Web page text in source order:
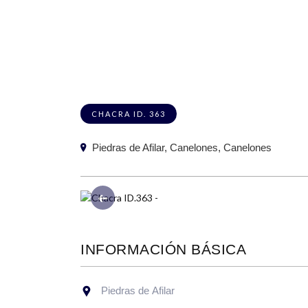
CHACRA ID. 363
Piedras de Afilar, Canelones, Canelones
Anterior
INFORMACIÓN BÁSICA
Piedras de Afilar